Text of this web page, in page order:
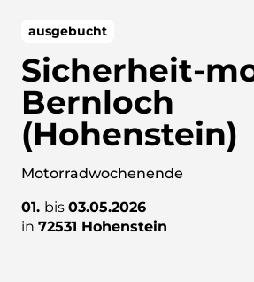
ausgebucht
Sicherheit-
Bernloch
(Hohenstein)
Motorradwochenende
01. bis 03.05.2026
in 72531 Hohenstein